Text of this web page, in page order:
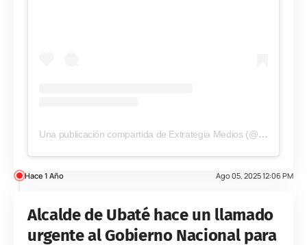
Una publicación compartida de Extrategia Medios (@extrategiamedios)
Hace 1 Año Ago 05, 2025 12:06 PM
Alcalde de Ubaté hace un llamado
urgente al Gobierno Nacional para